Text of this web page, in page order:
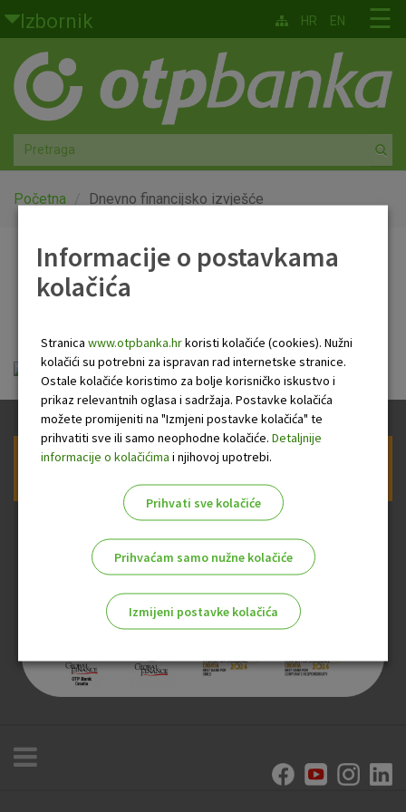
Skoči na glavni sadržaj
Izbornik
Građani
Privatno bankarstvo
Agro
Mala poduzeća i obrtnici
Globalna tržišta
O nama
☰
HR EN
Početna Dnevno financijsko izvješće
Dnevno financijsko
Dnevno financijsko izvješće.pdf
Prijava na newsletter OTP banke
Informacije o postavkama
kolačića
Stranica www.otpbanka.hrkoristi kolačiće (cookies). Nužni
kolačići su potrebni za ispravan rad internetske stranice.
Ostale kolačiće koristimo za bolje korisničko iskustvo i
prikaz relevantnih oglasa i sadržaja. Postavke kolačića
možete promijeniti na "Izmjeni postavke kolačića" te
prihvatiti sve ili samo neophodne kolačiće. Detaljnije
informacije o kolačićima i njihovoj upotrebi.
Prihvati sve kolačiće
Prihvaćam samo nužne kolačiće
Izmijeni postavke kolačića